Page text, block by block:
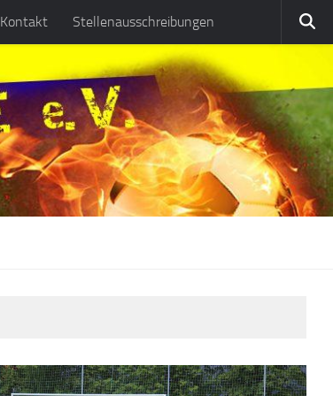
Kontakt Stellenausschreibungen